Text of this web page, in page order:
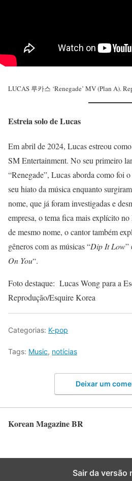
LUCAS 루카스 ‘Renegade’ MV (Plan A).
Estreia solo de Lucas
Em abril de 2024, Lucas estreou
SM Entertainment. No seu primeiro
“Renegade”, Lucas aborda como foi
seu hiato da música enquanto
nome, que já foram investigadas e
empresa, o tema fica mais explícito
de mesmo nome, o cantor também
gêneros com as músicas “Dip It Low”
On You“.
Foto destaque: Lucas Wong para a
Reprodução/Esquire Korea
Categorias: K-pop
Tags: Music, notícias
Deixar um
Korean Magazine BR
Sair da versão